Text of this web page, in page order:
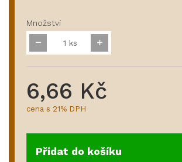
Množství
ks
6,66 Kč
cena s 21% DPH
Přidat do košíku